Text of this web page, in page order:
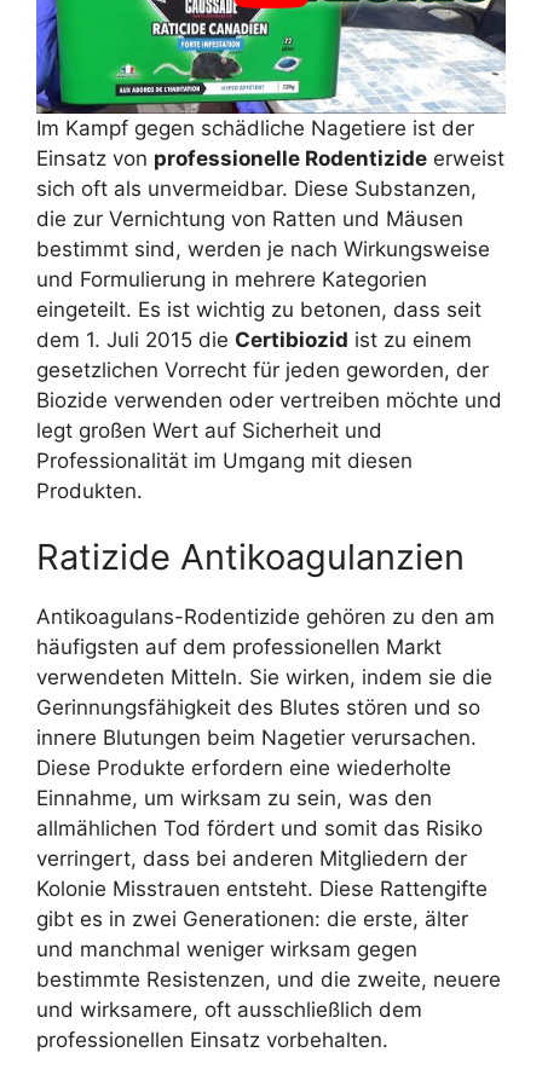
Im Kampf gegen schädliche Nagetiere ist der
Einsatz von professionelle Rodentizide erweist
sich oft als unvermeidbar. Diese Substanzen,
die zur Vernichtung von Ratten und Mäusen
bestimmt sind, werden je nach Wirkungsweise
und Formulierung in mehrere Kategorien
eingeteilt. Es ist wichtig zu betonen, dass seit
dem 1. Juli 2015 die Certibiozid ist zu einem
gesetzlichen Vorrecht für jeden geworden, der
Biozide verwenden oder vertreiben möchte und
legt großen Wert auf Sicherheit und
Professionalität im Umgang mit diesen
Produkten.
Ratizide Antikoagulanzien
Antikoagulans-Rodentizide gehören zu den am
häufigsten auf dem professionellen Markt
verwendeten Mitteln. Sie wirken, indem sie die
Gerinnungsfähigkeit des Blutes stören und so
innere Blutungen beim Nagetier verursachen.
Diese Produkte erfordern eine wiederholte
Einnahme, um wirksam zu sein, was den
allmählichen Tod fördert und somit das Risiko
verringert, dass bei anderen Mitgliedern der
Kolonie Misstrauen entsteht. Diese Rattengifte
gibt es in zwei Generationen: die erste, älter
und manchmal weniger wirksam gegen
bestimmte Resistenzen, und die zweite, neuere
und wirksamere, oft ausschließlich dem
professionellen Einsatz vorbehalten.